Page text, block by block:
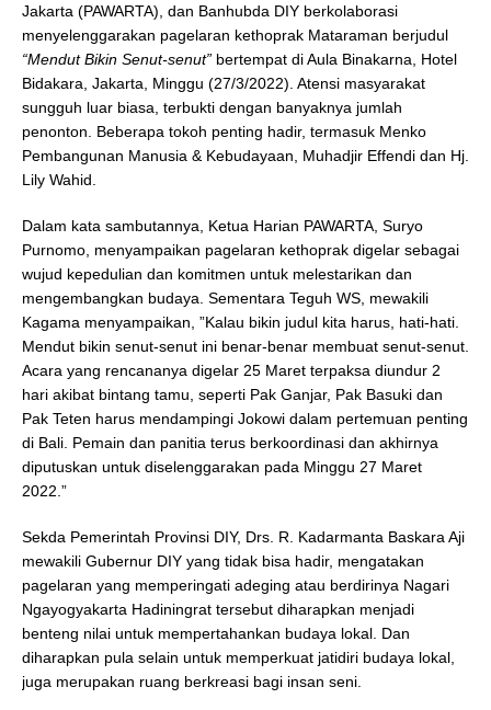
Jakarta (PAWARTA), dan Banhubda DIY berkolaborasi
menyelenggarakan pagelaran kethoprak Mataraman berjudul
“Mendut Bikin Senut-senut” bertempat di Aula Binakarna, Hotel
Bidakara, Jakarta, Minggu (27/3/2022). Atensi masyarakat
sungguh luar biasa, terbukti dengan banyaknya jumlah
penonton. Beberapa tokoh penting hadir, termasuk Menko
Pembangunan Manusia & Kebudayaan, Muhadjir Effendi dan Hj.
Lily Wahid.
Dalam kata sambutannya, Ketua Harian PAWARTA, Suryo
Purnomo, menyampaikan pagelaran kethoprak digelar sebagai
wujud kepedulian dan komitmen untuk melestarikan dan
mengembangkan budaya. Sementara Teguh WS, mewakili
Kagama menyampaikan, ”Kalau bikin judul kita harus, hati-hati.
Mendut bikin senut-senut ini benar-benar membuat senut-senut.
Acara yang rencananya digelar 25 Maret terpaksa diundur 2
hari akibat bintang tamu, seperti Pak Ganjar, Pak Basuki dan
Pak Teten harus mendampingi Jokowi dalam pertemuan penting
di Bali. Pemain dan panitia terus berkoordinasi dan akhirnya
diputuskan untuk diselenggarakan pada Minggu 27 Maret
2022.”
Sekda Pemerintah Provinsi DIY, Drs. R. Kadarmanta Baskara Aji
mewakili Gubernur DIY yang tidak bisa hadir, mengatakan
pagelaran yang memperingati adeging atau berdirinya Nagari
Ngayogyakarta Hadiningrat tersebut diharapkan menjadi
benteng nilai untuk mempertahankan budaya lokal. Dan
diharapkan pula selain untuk memperkuat jatidiri budaya lokal,
juga merupakan ruang berkreasi bagi insan seni.